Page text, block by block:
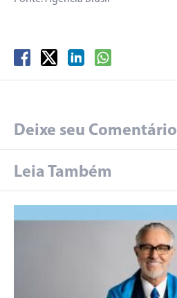
Deixe seu Comentário
Leia Também